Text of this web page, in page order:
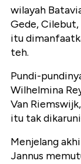
wilayah
Gede, Cilebut,
itu
teh.
Pundi-
Wilhelmina
Van
itu tak
Menjelang
Jannus